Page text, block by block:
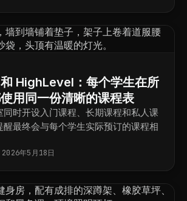
HighLevel：每个学生在所
用同一份清晰的课程表
同时开设入门课程、长期课程和私人课
醒最终会与每个学生实际预订的课程相
2026年5月18日